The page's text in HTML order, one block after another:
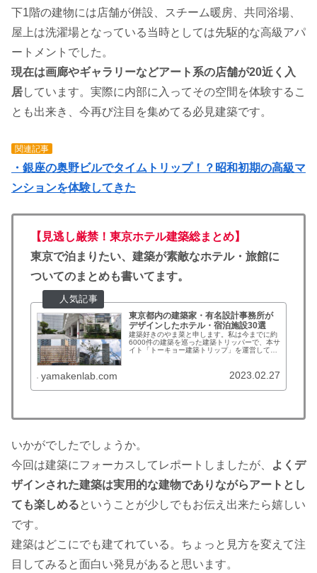
下1階の建物には店舗が併設、スチーム暖房、共同浴場、
屋上は洗濯場となっている当時としては先駆的な高級アパ
ートメントでした。
現在は画廊やギャラリーなどアート系の店舗が20近く入
居しています。実際に内部に入ってその空間を体験するこ
とも出来き、今再び注目を集めてる必見建築です。
関連記事
・銀座の奥野ビルでタイムトリップ！？昭和初期の高級マ
ンションを体験してきた
【見逃し厳禁！東京ホテル建築総まとめ】
東京で泊まりたい、建築が素敵なホテル・旅館に
ついてのまとめも書いてます。
東京都内の建築家・有名設計事務所が
デザインしたホテル・宿泊施設30選
建築好きのやま菜と申します。私は今までに約
6000件の建築を巡った建築トリッパーで、本サ
イト「トーキョー建築トリップ」を運営してい
行くときのおススメのホテルを知りたい」とい
う声を聞くようになりました。そこで今回は東
京...
yamakenlab.com 2023.02.27
いかがでしたでしょうか。
今回は建築にフォーカスしてレポートしましたが、
よくデ
ザインされた建築は実用的な建物でありながらアートとし
ても楽しめるということが少しでもお伝え出来たら嬉しい
です。
建築はどこにでも建てれている。ちょっと見方を変えて注
目してみると面白い発見があると思います。